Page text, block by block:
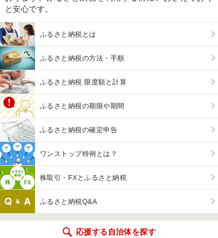
と安心です。
ふるさと納税とは
ふるさと納税の方法・手順
ふるさと納税 限度額と計算
ふるさと納税の期限や期間
ふるさと納税の確定申告
ワンストップ特例とは？
株取引・FXとふるさと納税
ふるさと納税Q&A
応援する自治体を探す